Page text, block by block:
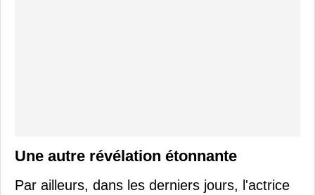
Une autre révélation étonnante
Par ailleurs, dans les derniers jours, l'actrice